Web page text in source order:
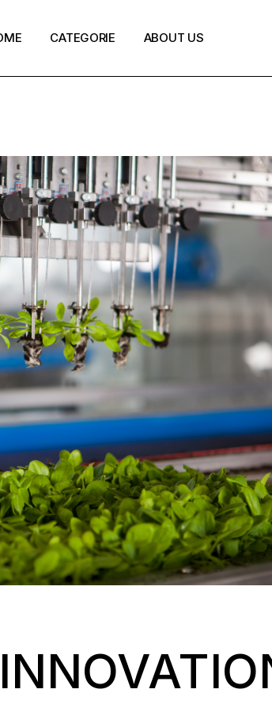
CATEGORIE
Green Finance
Circular Economy
Digi-Green Innovation
REPower EU
ABOUT US